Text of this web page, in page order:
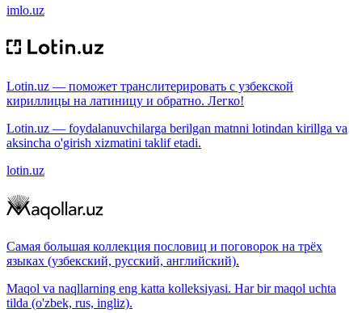
imlo.uz
Lotin.uz — поможет транслитерировать с узбекской
кириллицы на латиницу и обратно. Легко!
Lotin.uz — foydalanuvchilarga berilgan matnni lotindan kirillga va
aksincha o'girish xizmatini taklif etadi.
lotin.uz
Самая большая коллекция пословиц и поговорок на трёх
языках (узбекский, русский, английский).
Maqol va naqllarning eng katta kolleksiyasi. Har bir maqol uchta
tilda (o'zbek, rus, ingliz).